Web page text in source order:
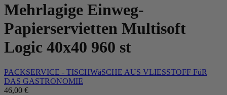
Mehrlagige Einweg-
Papierservietten Multisoft
Logic 40x40 960 st
PACKSERVICE - TISCHWäSCHE AUS VLIESSTOFF FüR
DAS GASTRONOMIE
46,00 €